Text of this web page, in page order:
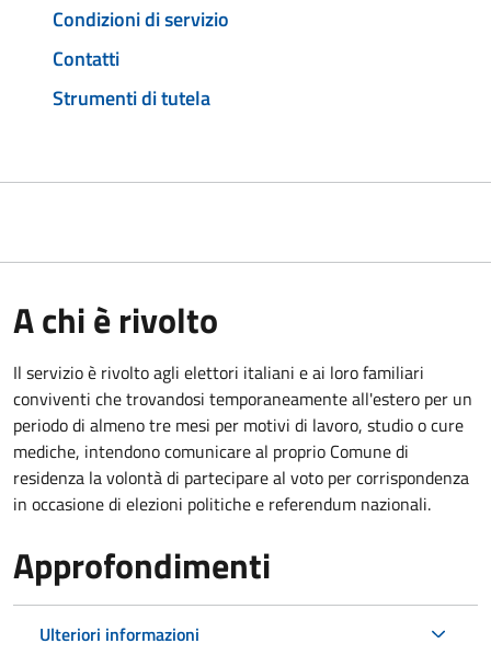
Condizioni di servizio
Contatti
Strumenti di tutela
A chi è rivolto
Il servizio è rivolto agli elettori italiani e ai loro familiari
conviventi che trovandosi temporaneamente all'estero per un
periodo di almeno tre mesi per motivi di lavoro, studio o cure
mediche, intendono comunicare al proprio Comune di
residenza la volontà di partecipare al voto per corrispondenza
in occasione di elezioni politiche e referendum nazionali.
Approfondimenti
Ulteriori informazioni